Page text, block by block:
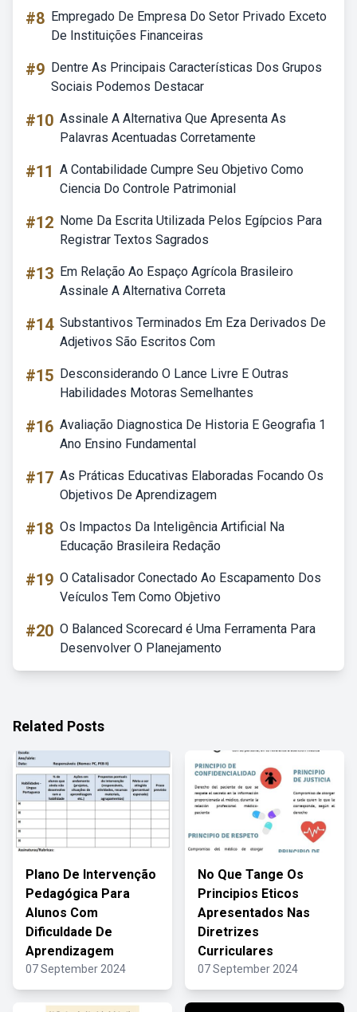
#8 Empregado De Empresa Do Setor Privado Exceto
De Instituições Financeiras
#9 Dentre As Principais Características Dos Grupos
Sociais Podemos Destacar
#10 Assinale A Alternativa Que Apresenta As
Palavras Acentuadas Corretamente
#11 A Contabilidade Cumpre Seu Objetivo Como
Ciencia Do Controle Patrimonial
#12 Nome Da Escrita Utilizada Pelos Egípcios Para
Registrar Textos Sagrados
#13 Em Relação Ao Espaço Agrícola Brasileiro
Assinale A Alternativa Correta
#14 Substantivos Terminados Em Eza Derivados De
Adjetivos São Escritos Com
#15 Desconsiderando O Lance Livre E Outras
Habilidades Motoras Semelhantes
#16 Avaliação Diagnostica De Historia E Geografia 1
Ano Ensino Fundamental
#17 As Práticas Educativas Elaboradas Focando Os
Objetivos De Aprendizagem
#18 Os Impactos Da Inteligência Artificial Na
Educação Brasileira Redação
#19 O Catalisador Conectado Ao Escapamento Dos
Veículos Tem Como Objetivo
#20 O Balanced Scorecard é Uma Ferramenta Para
Desenvolver O Planejamento
Related Posts
Plano De Intervenção
Pedagógica Para
Alunos Com
Dificuldade De
Aprendizagem
07 September 2024
No Que Tange Os
Principios Eticos
Apresentados Nas
Diretrizes
Curriculares
07 September 2024